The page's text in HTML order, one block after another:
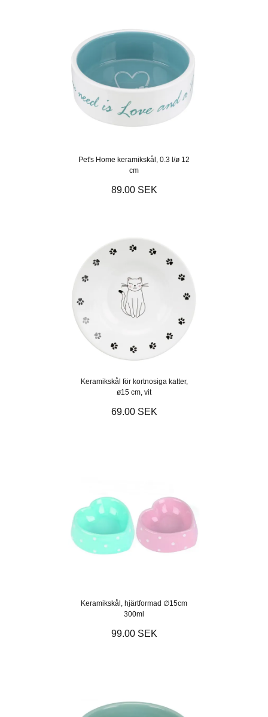
Pet's Home keramikskål, 0.3 l/ø 12
cm
89.00 SEK
Keramikskål för kortnosiga katter,
ø15 cm, vit
69.00 SEK
Keramikskål, hjärtformad ∅15cm
300ml
99.00 SEK